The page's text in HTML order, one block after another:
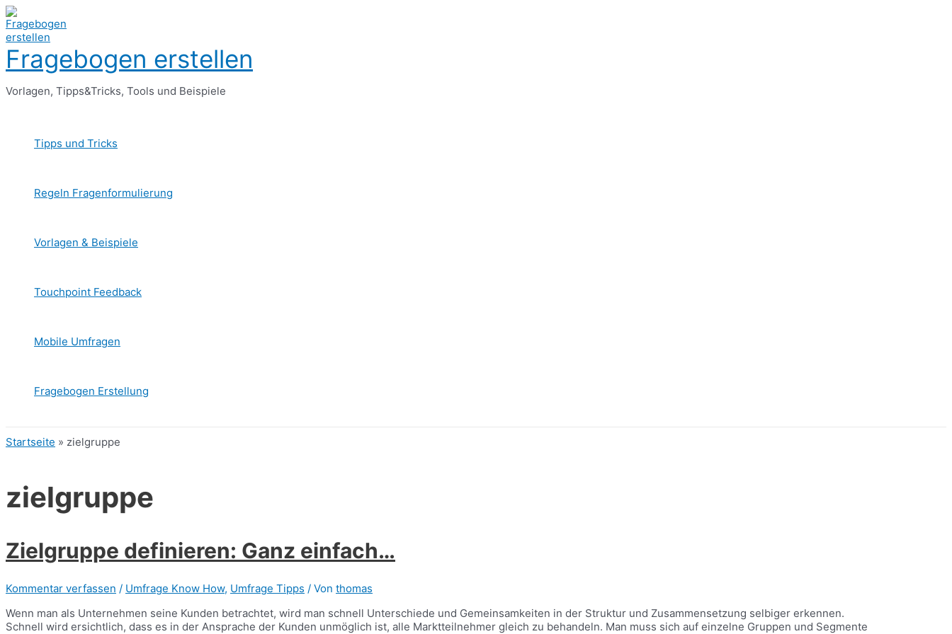
Zum
Inhalt
springen
Fragebogen erstellen
Vorlagen, Tipps&Tricks, Tools und Beispiele
Tipps und Tricks
Regeln Fragenformulierung
Vorlagen & Beispiele
Touchpoint Feedback
Mobile Umfragen
Fragebogen Erstellung
Startseite » zielgruppe
zielgruppe
Zielgruppe definieren: Ganz einfach…
Kommentar verfassen / Umfrage Know How, Umfrage Tipps / Von thomas
Wenn man als Unternehmen seine Kunden betrachtet, wird man schnell Unterschiede und Gemeinsamkeiten in der Struktur und Zusammensetzung selbiger erkennen.
Schnell wird ersichtlich, dass es in der Ansprache der Kunden unmöglich ist, alle Marktteilnehmer gleich zu behandeln. Man muss sich auf einzelne Gruppen und Segmente